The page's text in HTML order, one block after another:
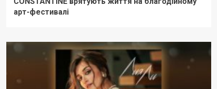
арт-фестивалі